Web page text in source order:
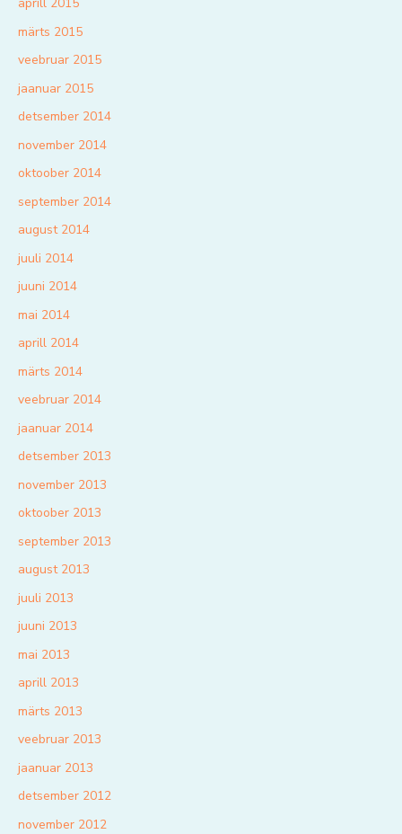
aprill 2015
märts 2015
veebruar 2015
jaanuar 2015
detsember 2014
november 2014
oktoober 2014
september 2014
august 2014
juuli 2014
juuni 2014
mai 2014
aprill 2014
märts 2014
veebruar 2014
jaanuar 2014
detsember 2013
november 2013
oktoober 2013
september 2013
august 2013
juuli 2013
juuni 2013
mai 2013
aprill 2013
märts 2013
veebruar 2013
jaanuar 2013
detsember 2012
november 2012